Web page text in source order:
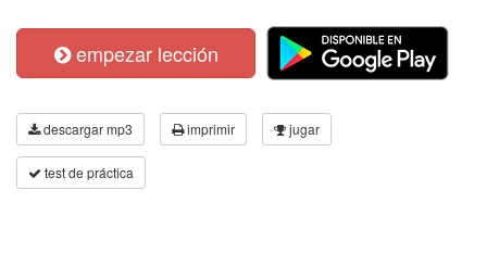
empezar lección
descargar mp3 imprimir jugar
test de práctica